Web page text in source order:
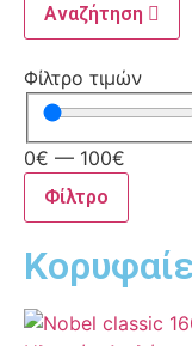
Αναζήτηση
Φίλτρο τιμών
0€ — 100€
Φίλτρο